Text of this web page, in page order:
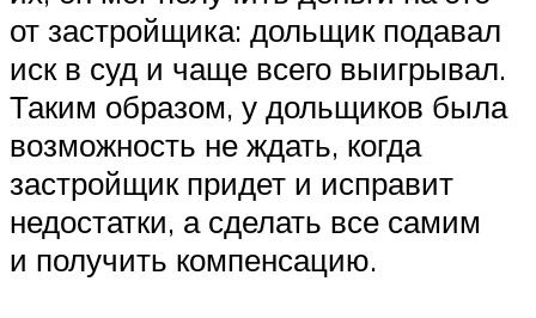
от застройщика: дольщик подавал
иск в суд и чаще всего выигрывал.
Таким образом, у дольщиков была
возможность не ждать, когда
застройщик придет и исправит
недостатки, а сделать все самим
и получить компенсацию.